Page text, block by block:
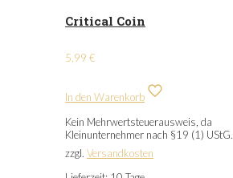
Critical Coin
5,99 €
In den Warenkorb
Kein Mehrwertsteuerausweis, da
Kleinunternehmer nach §19 (1) UStG.
zzgl. Versandkosten